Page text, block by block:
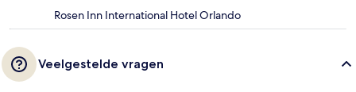
Rosen Inn International Hotel Orlando
Veelgestelde vragen